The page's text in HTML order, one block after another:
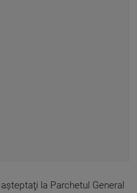
la Parchetul General